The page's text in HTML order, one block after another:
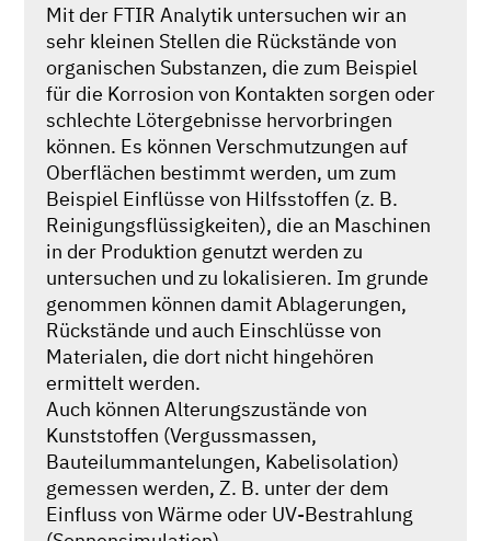
Mit der FTIR Analytik untersuchen wir an
sehr kleinen Stellen die Rückstände von
organischen Substanzen, die zum Beispiel
für die Korrosion von Kontakten sorgen oder
schlechte Lötergebnisse hervorbringen
können. Es können Verschmutzungen auf
Oberflächen bestimmt werden, um zum
Beispiel Einflüsse von Hilfsstoffen (z. B.
Reinigungsflüssigkeiten), die an Maschinen
in der Produktion genutzt werden zu
untersuchen und zu lokalisieren. Im grunde
genommen können damit Ablagerungen,
Rückstände und auch Einschlüsse von
Materialen, die dort nicht hingehören
ermittelt werden.
Auch können Alterungszustände von
Kunststoffen (Vergussmassen,
Bauteilummantelungen, Kabelisolation)
gemessen werden, Z. B. unter der dem
Einfluss von Wärme oder UV-Bestrahlung